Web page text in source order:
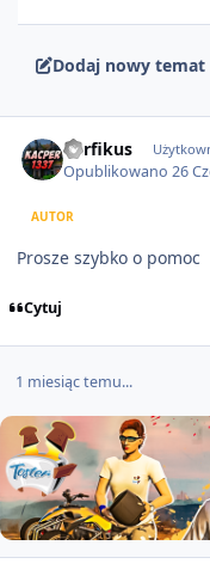
Dodaj nowy temat
nerfikus
Opublikowano26
AUTOR
Prosze szybko o pomoc
Cytuj
1 miesiąc temu...